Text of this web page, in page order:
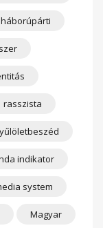
háborúpárti
rasszista
indikator
system
Magyar